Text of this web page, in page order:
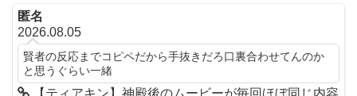
匿名
2026.08.05
賢者の反応までコピペだから手抜きだろ口裏合わせてんのか
と思うぐらい一緒
【ティアキン】神殿後のムービーが毎回ほぼ同じ内容